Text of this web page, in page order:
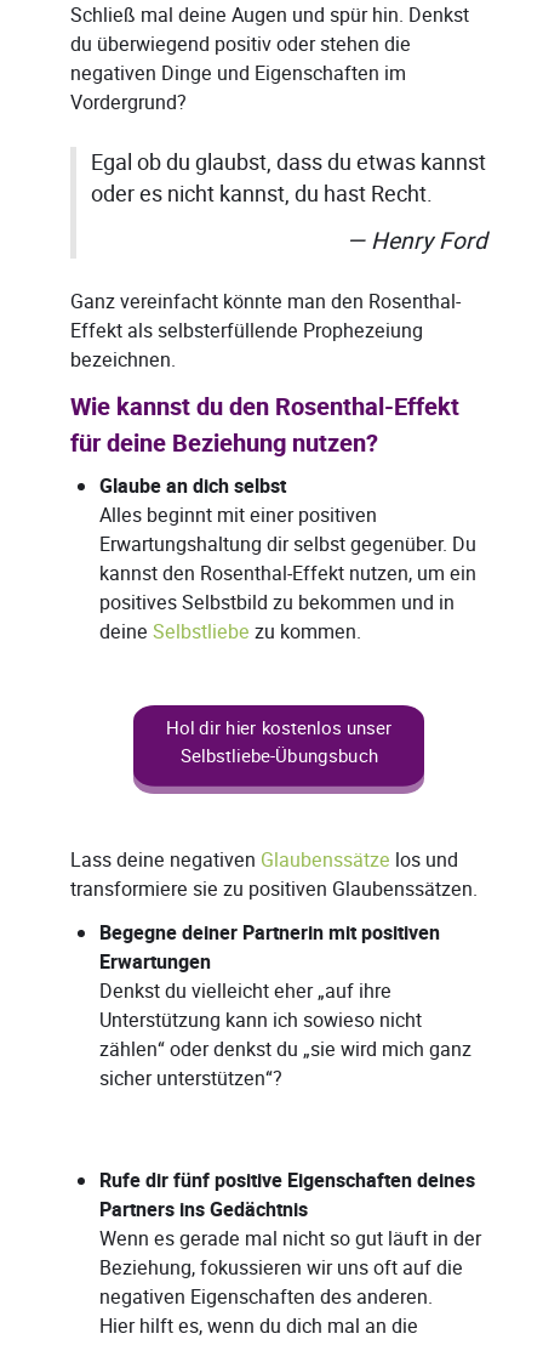
Schließ mal deine Augen und spür hin. Denkst
du überwiegend positiv oder stehen die
negativen Dinge und Eigenschaften im
Vordergrund?
Egal ob du glaubst, dass du etwas kannst
oder es nicht kannst, du hast Recht.
Henry Ford
Ganz vereinfacht könnte man den Rosenthal-
Effekt als selbsterfüllende Prophezeiung
bezeichnen.
Wie kannst du den Rosenthal-Effekt
für deine Beziehung nutzen?
Glaube an dich selbst
Alles beginnt mit einer positiven
Erwartungshaltung dir selbst gegenüber. Du
kannst den Rosenthal-Effekt nutzen, um ein
positives Selbstbild zu bekommen und in
deine Selbstliebe zu kommen.
Hol dir hier kostenlos unser
Selbstliebe-Übungsbuch
Lass deine negativen Glaubenssätze los und
transformiere sie zu positiven Glaubenssätzen.
Begegne deiner Partnerin mit positiven
Erwartungen
Denkst du vielleicht eher „auf ihre
Unterstützung kann ich sowieso nicht
zählen“ oder denkst du „sie wird mich ganz
sicher unterstützen“?
Rufe dir fünf positive Eigenschaften deines
Partners ins Gedächtnis
Wenn es gerade mal nicht so gut läuft in der
Beziehung, fokussieren wir uns oft auf die
negativen Eigenschaften des anderen.
Hier hilft es, wenn du dich mal an die